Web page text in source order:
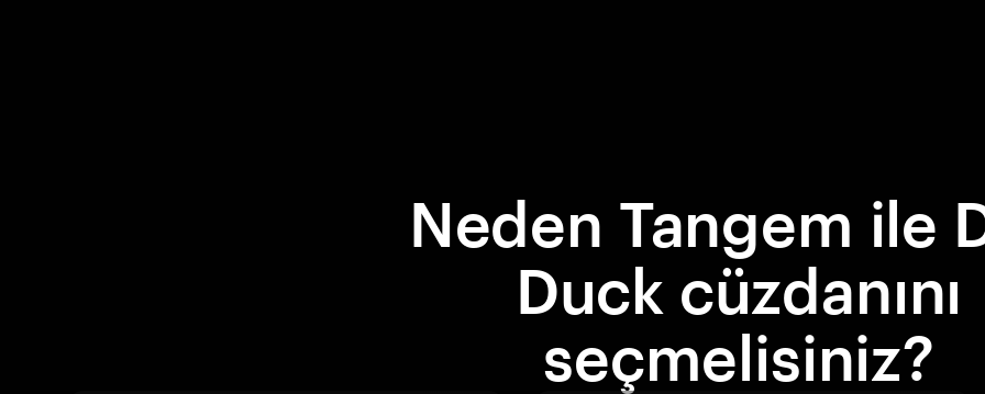
Neden Tangem ile
Duck cüzdanını
seçmelisiniz?